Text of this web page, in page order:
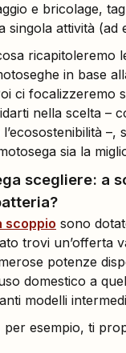
e bricolage,
singola attività (ad
ricapitoleremo
in base
ci focalizzeremo
nella scelta –
–,
sia la
scegliere: a
scoppio sono
trovi un’offerta
potenze
domestico a
modelli
esempio, ti